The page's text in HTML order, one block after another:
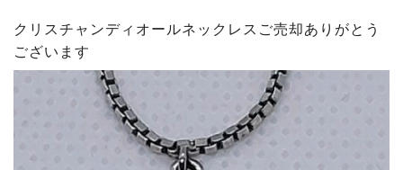
クリスチャンディオールネックレスご売却ありがとう
ございます